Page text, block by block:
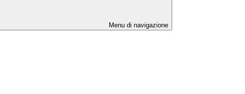
Menu di navigazione